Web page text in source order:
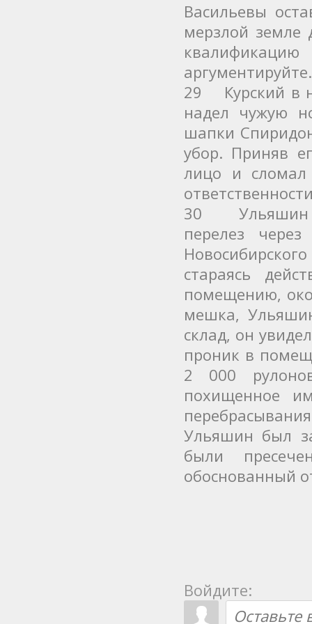
Васильевы
мерзлой земле
аргументируйте.
29 Курский в
надел чужую
шапки
убор. Приняв
лицо и сломал
30 Ульяшин в
перелез
стараясь
помещению,
мешка,
склад, он
проник в
2 000
похищенное
Ульяшин был
были
обоснованный
Войдите: